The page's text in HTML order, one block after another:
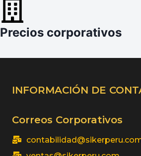
Precios corporativos
INFORMACIÓN DE
Correos Corporativos